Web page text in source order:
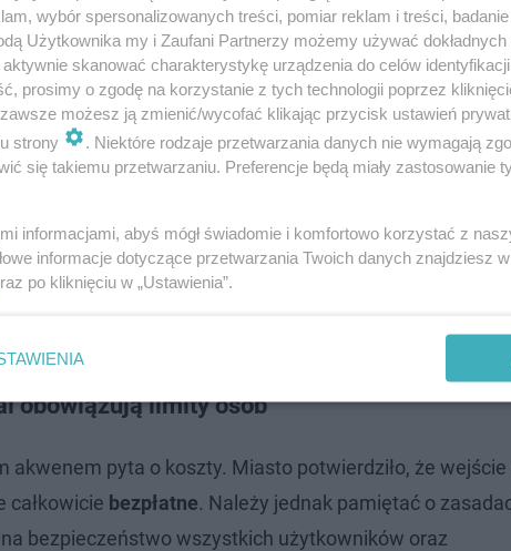
obowiązują limity osób
pyta o koszty. Miasto potwierdziło, że wejście
całkowicie bezpłatne. Należy jednak pamiętać o
bezpieczeństwo wszystkich użytkowników oraz
wybór spersonalizowanych treści, pomiar reklam i treści,
Użytkownika my i Zaufani Partnerzy możemy używać
skanować charakterystykę urządzenia do celów
prosimy o zgodę na korzystanie z tych technologii poprzez
możesz ją zmienić/wycofać klikając przycisk ustawień
strony
. Niektóre rodzaje przetwarzania danych nie wymagają
się takiemu przetwarzaniu. Preferencje będą miały zastosowanie
informacjami, abyś mógł świadomie i komfortowo korzystać z
informacje dotyczące przetwarzania Twoich danych znajdziesz w
po kliknięciu w „Ustawienia”.